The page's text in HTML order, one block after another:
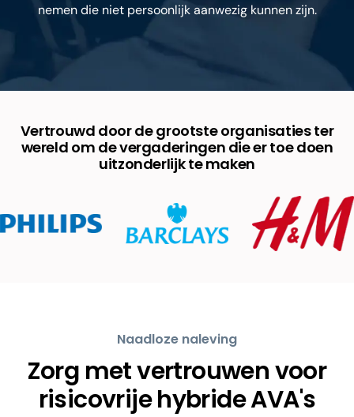
nemen die niet persoonlijk aanwezig kunnen zijn.
Vertrouwd door de grootste organisaties ter
wereld om de vergaderingen die er toe doen
uitzonderlijk te maken
Naadloze naleving
Zorg met vertrouwen voor
risicovrije hybride AVA's